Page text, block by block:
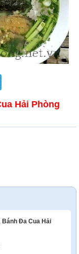
Hải Phòng
Bánh Đa Cua Hải